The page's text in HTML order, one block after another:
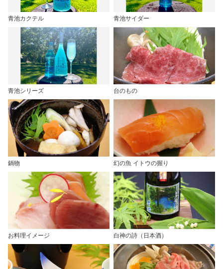
青池カクテル 青池サイダー
青池シリーズ 台のもの
鍋物 幻の魚 イトウの握り
お料理イメージ 白神の詩（日本酒）